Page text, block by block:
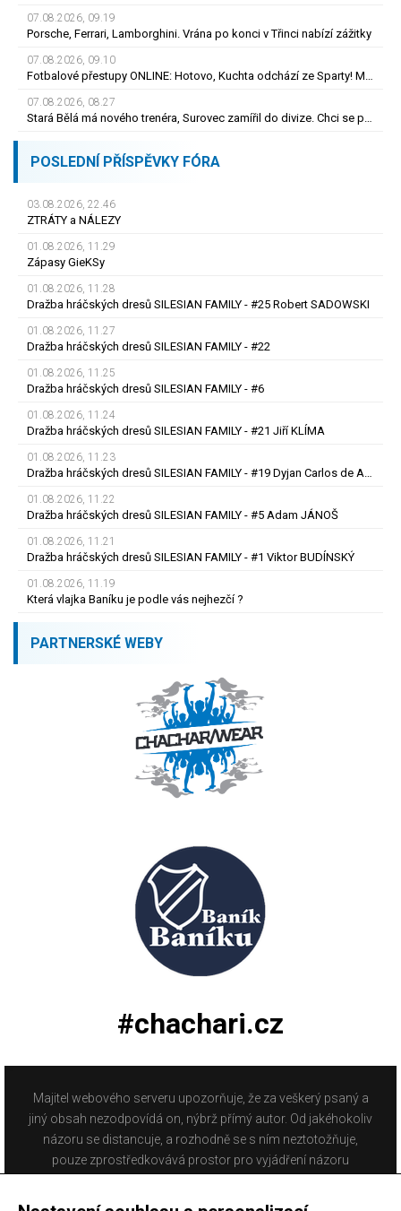
07.08.2026, 09.19
Porsche, Ferrari, Lamborghini. Vrána po konci v Třinci nabízí zážitky
07.08.2026, 09.10
Fotbalové přestupy ONLINE: Hotovo, Kuchta odchází ze Sparty! Míří do Polska
07.08.2026, 08.27
Stará Bělá má nového trenéra, Surovec zamířil do divize. Chci se posouvat, říká
POSLEDNÍ PŘÍSPĚVKY FÓRA
03.08.2026, 22.46
ZTRÁTY a NÁLEZY
01.08.2026, 11.29
Zápasy GieKSy
01.08.2026, 11.28
Dražba hráčských dresů SILESIAN FAMILY - #25 Robert SADOWSKI
01.08.2026, 11.27
Dražba hráčských dresů SILESIAN FAMILY - #22
01.08.2026, 11.25
Dražba hráčských dresů SILESIAN FAMILY - #6
01.08.2026, 11.24
Dražba hráčských dresů SILESIAN FAMILY - #21 Jiří KLÍMA
01.08.2026, 11.23
Dražba hráčských dresů SILESIAN FAMILY - #19 Dyjan Carlos de AZEVEDO
01.08.2026, 11.22
Dražba hráčských dresů SILESIAN FAMILY - #5 Adam JÁNOŠ
01.08.2026, 11.21
Dražba hráčských dresů SILESIAN FAMILY - #1 Viktor BUDÍNSKÝ
01.08.2026, 11.19
Která vlajka Baníku je podle vás nejhezčí ?
PARTNERSKÉ WEBY
#chachari.cz
Majitel webového serveru upozorňuje, že za veškerý psaný a
jiný obsah nezodpovídá on, nýbrž přímý autor. Od jakéhokoliv
názoru se distancuje, a rozhodně se s ním neztotožňuje,
pouze zprostředkovává prostor pro vyjádření názoru